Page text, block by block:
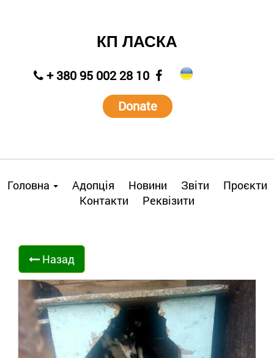
КП ЛАСКА
+ 380 95 002 28 10
Donate
Головна Адопція Новини Звіти
Проєкти
Контакти
Реквізити
Назад